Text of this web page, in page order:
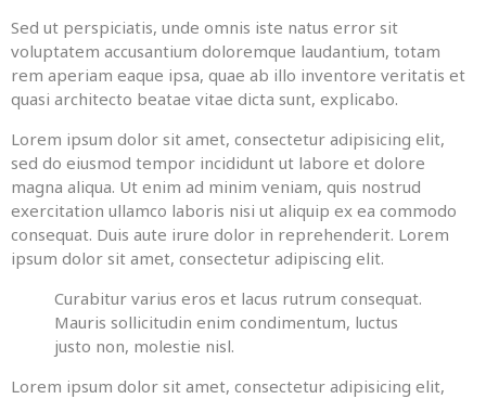
Sed ut perspiciatis, unde omnis iste natus error sit
voluptatem accusantium doloremque laudantium, totam
rem aperiam eaque ipsa, quae ab illo inventore veritatis et
quasi architecto beatae vitae dicta sunt, explicabo.
Lorem ipsum dolor sit amet, consectetur adipisicing elit,
sed do eiusmod tempor incididunt ut labore et dolore
magna aliqua. Ut enim ad minim veniam, quis nostrud
exercitation ullamco laboris nisi ut aliquip ex ea commodo
consequat. Duis aute irure dolor in reprehenderit. Lorem
ipsum dolor sit amet, consectetur adipiscing elit.
Curabitur varius eros et lacus rutrum consequat.
Mauris sollicitudin enim condimentum, luctus
justo non, molestie nisl.
Lorem ipsum dolor sit amet, consectetur adipisicing elit,